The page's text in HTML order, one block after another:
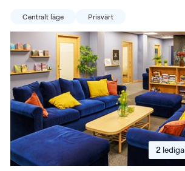
Centralt läge Prisvärt
2 lediga